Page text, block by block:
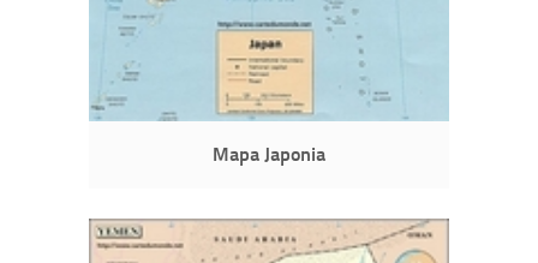
Mapa Japonia